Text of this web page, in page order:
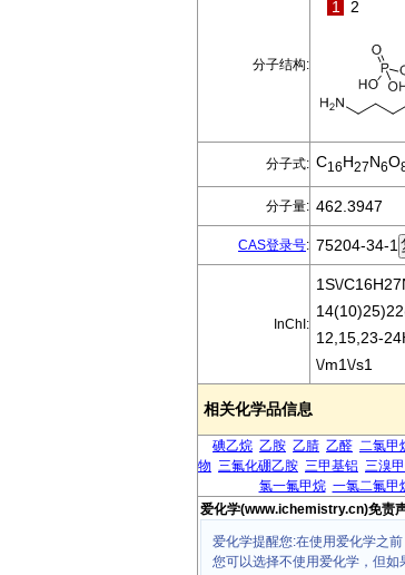
分子结构:
1 2
分子式: C16H27N6O
分子量: 462.3947
CAS登录号: 75204-34-1
InChI:
1S\/
12,15,23-
\/m1\/s1
相关化学品信息
碘乙烷 乙胺 乙腈 乙醛 二氯甲
物 三氟化硼乙胺 三甲基铝 三溴
氯一氟甲烷 一氯二氟甲
爱化学(www.ichemistry.cn)免责
爱化学提醒您:在使用爱化学之
您可以选择不使用爱化学，但如